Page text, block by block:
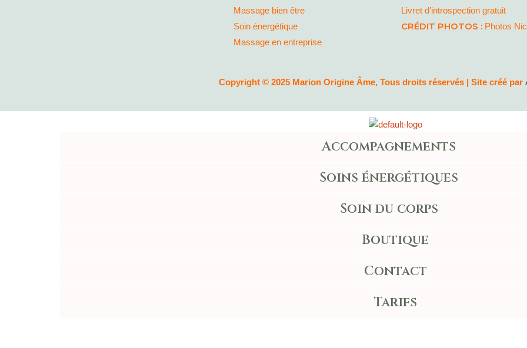
Massage bien être
Soin énergétique
Massage en entreprise
Livret d’introspection gratuit
CRÉDIT PHOTOS : Photos
Copyright © 2025 Marion Origine Âme, Tous droits réservés | Site créé par
Accompagnements
Soins énergétiques
Soin du corps
Boutique
Contact
Tarifs